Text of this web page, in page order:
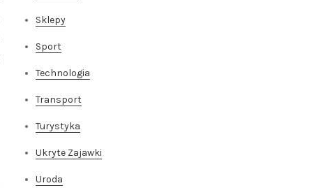
Sklepy
Sport
Technologia
Transport
Turystyka
Ukryte Zajawki
Uroda